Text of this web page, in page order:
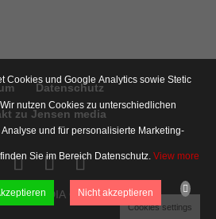
Datenschutz
zu Jensen media
MEDIA GMBH
Cookies und Google Analytics sowie Stetic
nutzen Cookies zu unterschiedlichen
und für personalisierte Marketing-
Sie im Bereich Datenschutz. View more
Nicht akzeptieren
Cookies settings